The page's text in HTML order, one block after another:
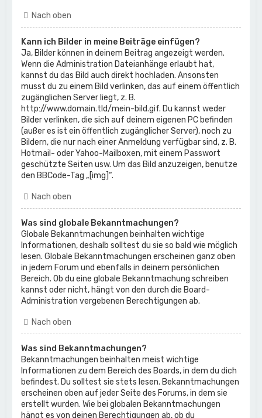
Nach oben
Kann ich Bilder in meine Beiträge einfügen?
Ja, Bilder können in deinem Beitrag angezeigt werden.
Wenn die Administration Dateianhänge erlaubt hat,
kannst du das Bild auch direkt hochladen. Ansonsten
musst du zu einem Bild verlinken, das auf einem öffentlich
zugänglichen Server liegt, z. B.
http://www.domain.tld/mein-bild.gif. Du kannst weder
Bilder verlinken, die sich auf deinem eigenen PC befinden
(außer es ist ein öffentlich zugänglicher Server), noch zu
Bildern, die nur nach einer Anmeldung verfügbar sind, z. B.
Hotmail- oder Yahoo-Mailboxen, mit einem Passwort
geschützte Seiten usw. Um das Bild anzuzeigen, benutze
den BBCode-Tag „[img]“.
Nach oben
Was sind globale Bekanntmachungen?
Globale Bekanntmachungen beinhalten wichtige
Informationen, deshalb solltest du sie so bald wie möglich
lesen. Globale Bekanntmachungen erscheinen ganz oben
in jedem Forum und ebenfalls in deinem persönlichen
Bereich. Ob du eine globale Bekanntmachung schreiben
kannst oder nicht, hängt von den durch die Board-
Administration vergebenen Berechtigungen ab.
Nach oben
Was sind Bekanntmachungen?
Bekanntmachungen beinhalten meist wichtige
Informationen zu dem Bereich des Boards, in dem du dich
befindest. Du solltest sie stets lesen. Bekanntmachungen
erscheinen oben auf jeder Seite des Forums, in dem sie
erstellt wurden. Wie bei globalen Bekanntmachungen
hängt es von deinen Berechtigungen ab, ob du